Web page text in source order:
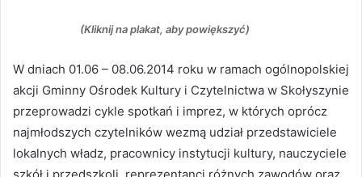
(Kliknij na plakat, aby powiększyć)
W dniach 01.06 – 08.06.2014 roku w ramach ogólnopolskiej
akcji Gminny Ośrodek Kultury i Czytelnictwa w Skołyszynie
przeprowadzi cykle spotkań i imprez, w których oprócz
najmłodszych czytelników wezmą udział przedstawiciele
lokalnych władz, pracownicy instytucji kultury, nauczyciele